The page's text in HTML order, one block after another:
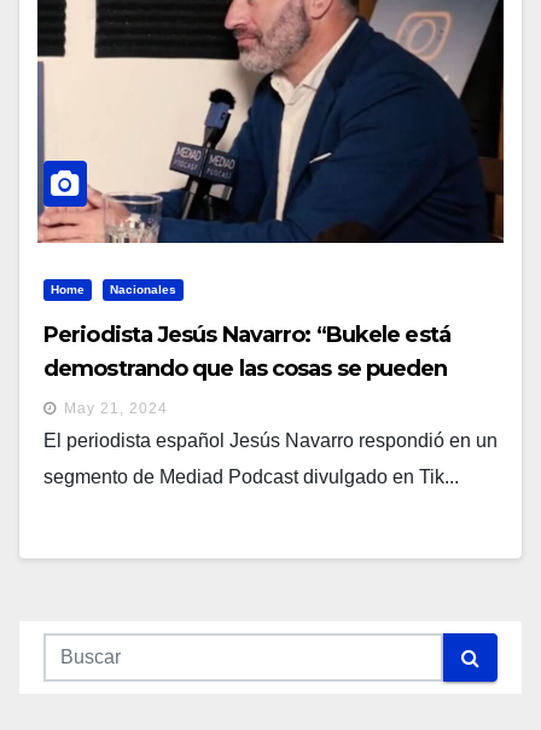
Home Nacionales
Periodista Jesús Navarro: “Bukele está
demostrando que las cosas se pueden
hacer”
May 21, 2024
El periodista español Jesús Navarro respondió en un
segmento de Mediad Podcast divulgado en Tik...